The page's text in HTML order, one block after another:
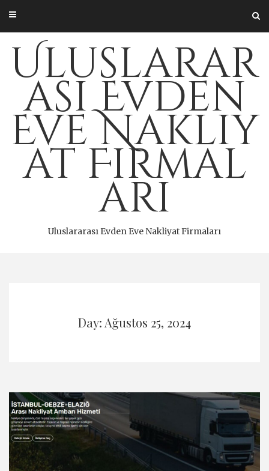
content
Uluslarar
ası Evden
Eve Nakliy
at Firmal
arı
Uluslararası Evden Eve Nakliyat Firmaları
Day: Ağustos 25, 2024